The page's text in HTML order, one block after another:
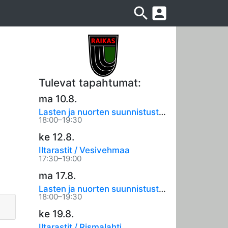
search account_box
Tulevat tapahtumat:
ma 10.8.
Lasten ja nuorten suunnistustreenit
18:00–19:30
ke 12.8.
Iltarastit / Vesivehmaa
17:30–19:00
ma 17.8.
Lasten ja nuorten suunnistustreenit
18:00–19:30
ke 19.8.